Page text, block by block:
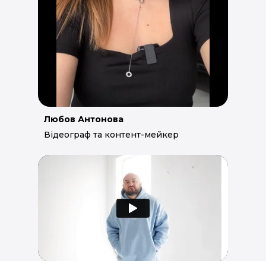
Любов Антонова
Відеограф та контент-мейкер